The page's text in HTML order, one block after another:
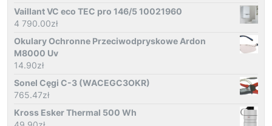
Vaillant VC eco TEC pro 146/5 10021960
4 790.00zł
Okulary Ochronne Przeciwodpryskowe Ardon
M8000 Uv
14.90zł
Sonel Cęgi C-3 (WACEGC3OKR)
765.47zł
Kross Esker Thermal 500 Wh